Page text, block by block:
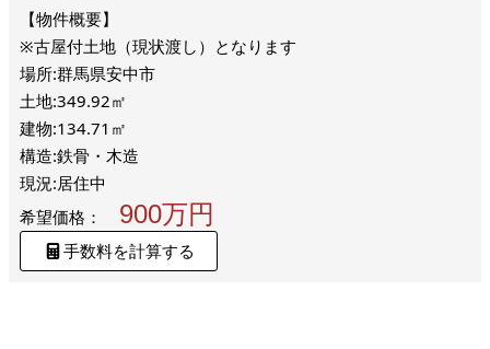
※古屋付土地（現状渡し）となります
場所:群馬県安中市
土地:349.92㎡
建物:134.71㎡
構造:鉄骨・木造
現況:居住中
希望価格：
900万円
手数料を計算する